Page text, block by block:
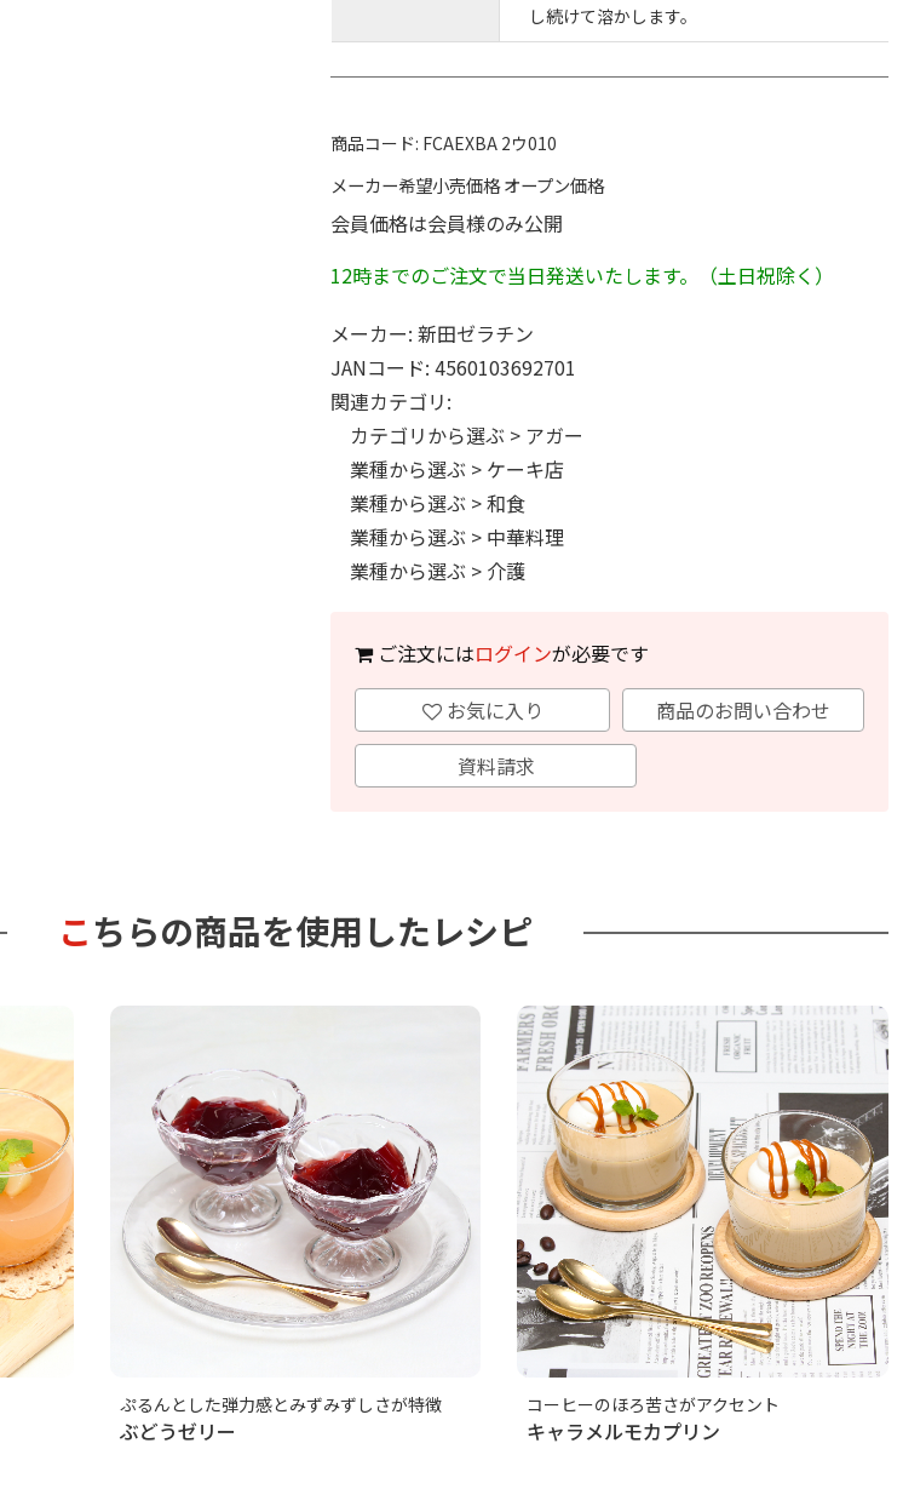
し続けて溶かします。
商品コード: FCAEXBA 2ウ010
メーカー希望小売価格オープン価格
会員価格は会員様のみ公開
12時までのご注文で当日発送いたします。（土日祝除く）
メーカー: 新田ゼラチン
JANコード: 4560103692701
関連カテゴリ:
カテゴリから選ぶ > アガー
業種から選ぶ > ケーキ店
業種から選ぶ >和食
業種から選ぶ > 中華料理
業種から選ぶ > 介護
ご注文にはログインが必要です
お気に入り
商品のお問い合わせ
資料請求
こちらの商品を使用したレシピ
ぷるんとした弾力感とみずみずしさが特徴
ぶどうゼリー
コーヒーのほろ苦さがアクセント
キャラメルモカプリン